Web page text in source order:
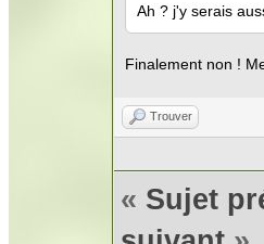
Ah ? j'y serais
Finalement non !
Trouver
« Sujet